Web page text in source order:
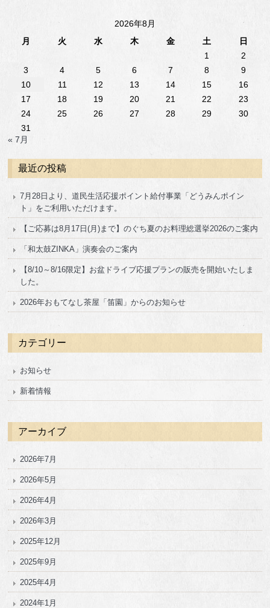
2026年8月
月
火 水 木 金 土
日
1
2
3
4 5 6 7 8
9
10
11 12 13 14 15
16
17
18 19 20 21 22
23
24
25 26 27 28 29
30
31
« 7月
最近の投稿
7月28日より、道民生活応援ポイント給付事業「どうみんポイン
ト」をご利用いただけます。
【ご応募は8月17日(月)まで】のぐち夏のお料理総選挙2026のご案内
「和太鼓ZINKA」演奏会のご案内
【8/10～8/16限定】お盆ドライブ応援プランの販売を開始いたしま
した。
2026年おもてなし茶屋「笛園」からのお知らせ
カテゴリー
お知らせ
新着情報
アーカイブ
2026年7月
2026年5月
2026年4月
2026年3月
2025年12月
2025年9月
2025年4月
2024年1月